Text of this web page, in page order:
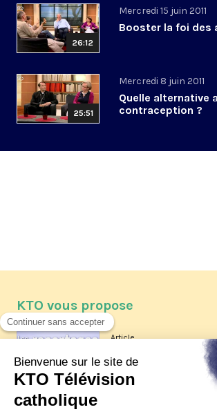
26:12
Mercredi 15 juin 2011
Booster la foi des
25:51
Mercredi 8 juin 2011
Quelle alternative
contraception ?
KTO vous propose
Article
Les reportages d'été